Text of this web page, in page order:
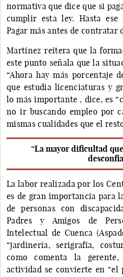
normativa que dice que si
cumplir esta ley. Hasta
Pagar más antes de contratar
Martínez reitera que la
este punto señala que la
“Ahora hay más porcentaje
que estudia licenciaturas y
lo más importante , dice, es
no ir buscando empleo por
mismas cualidades que el
“La mayor dificultad
La labor realizada por los
es de gran importancia para
de personas con
Padres y Amigos de
Intelectual de Cuenca
“jardinería, serigrafía,
como comenta la
actividad se convierte en